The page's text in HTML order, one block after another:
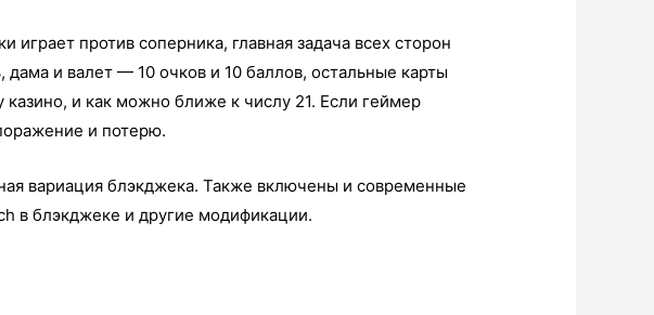
играет против соперника, главная задача всех сторон
и валет — 10 очков и 10 баллов, остальные карты
и как можно ближе к числу 21. Если геймер
и потерю.
вариация блэкджека. Также включены и современные
в блэкджеке и другие модификации.